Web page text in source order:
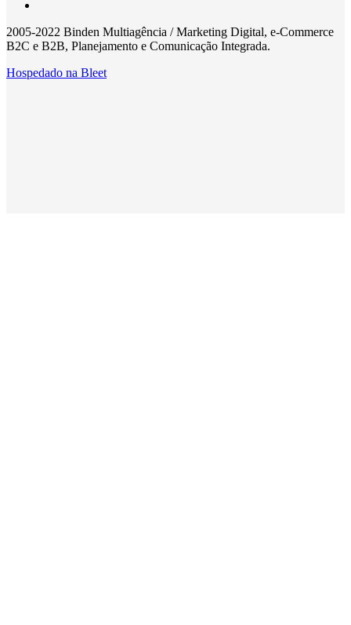
2005-2022 Binden Multiagência / Marketing Digital, e-Commerce
B2C e B2B, Planejamento e Comunicação Integrada.
Hospedado na Bleet